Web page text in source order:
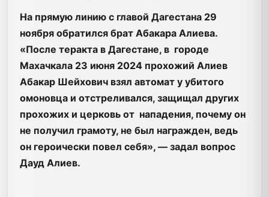
На прямую линию с главой Дагестана 29
ноября обратился брат Абакара Алиева.
«После теракта в Дагестане, в городе
Махачкала 23 июня 2024 прохожий Алиев
Абакар Шейхович взял автомат у убитого
омоновца и отстреливался, защищал других
прохожих и церковь от нападения, почему он
не получил грамоту, не был награжден, ведь
он героически повел себя», — задал вопрос
Дауд Алиев.